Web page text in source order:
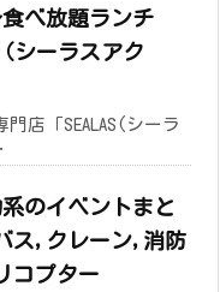
べ放題ランチ
シーラスアク
店「SEALAS(シーラ
のイベントまと
ス,クレーン,消防
コプター